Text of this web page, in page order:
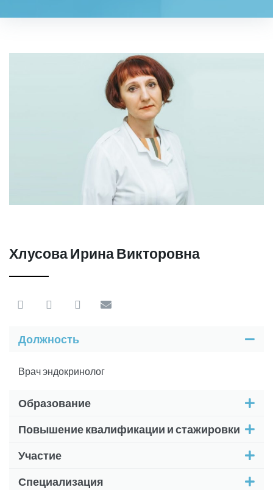
Хлусова Ирина Викторовна
Должность
Врач эндокринолог
Образование
Повышение квалификации и стажировки
Участие
Специализация